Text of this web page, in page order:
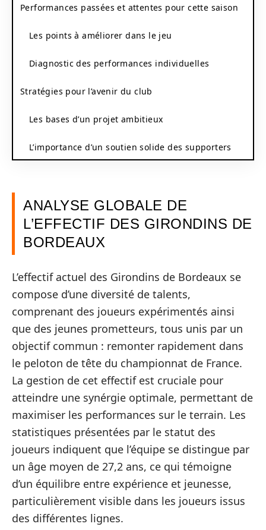
Performances passées et attentes pour cette saison
Les points à améliorer dans le jeu
Diagnostic des performances individuelles
Stratégies pour l’avenir du club
Les bases d’un projet ambitieux
L’importance d’un soutien solide des supporters
ANALYSE GLOBALE DE
L’EFFECTIF DES GIRONDINS DE
BORDEAUX
L’effectif actuel des Girondins de Bordeaux se
compose d’une diversité de talents,
comprenant des joueurs expérimentés ainsi
que des jeunes prometteurs, tous unis par un
objectif commun : remonter rapidement dans
le peloton de tête du championnat de France.
La gestion de cet effectif est cruciale pour
atteindre une synérgie optimale, permettant de
maximiser les performances sur le terrain. Les
statistiques présentées par le statut des
joueurs indiquent que l’équipe se distingue par
un âge moyen de 27,2 ans, ce qui témoigne
d’un équilibre entre expérience et jeunesse,
particulièrement visible dans les joueurs issus
des différentes lignes.